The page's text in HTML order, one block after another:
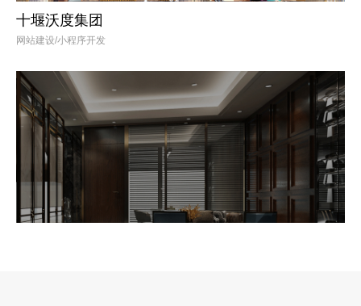
十堰沃度集团
网站建设/小程序开发